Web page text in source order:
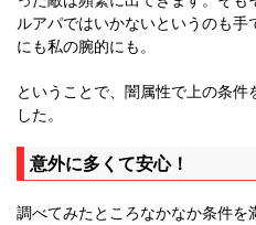
ルアパではいかないというのも
にも私の腕的にも。
ということで、闇属性で上の条
した。
意外に多くて安心！
調べてみたところなかなか条件